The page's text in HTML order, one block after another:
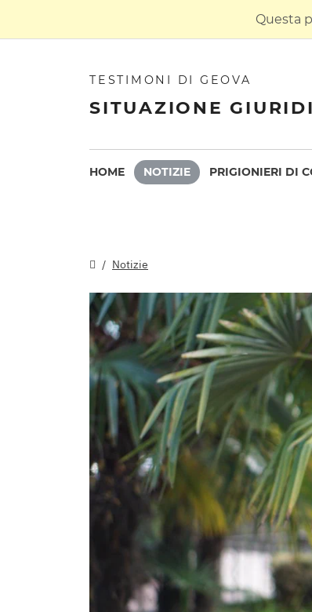
Questa
TESTIMONI DI GEOVA
SITUAZIONE
HOME NOTIZIE PRIGIONIERI DI
Notizie